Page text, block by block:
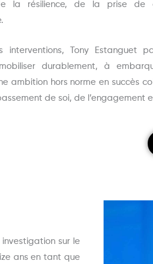
la résilience, de la prise de
interventions, Tony Estanguet
durablement, à
ambition hors norme en succès
de soi, de l’engagement
sur le
ans en tant que